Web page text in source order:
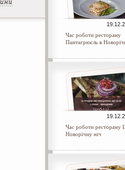
Час роботи ресторану
Пантагрюєль в
Час роботи ресторану
Новорічну ніч